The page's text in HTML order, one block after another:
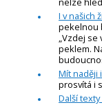
I v našich
pekelnou
„Vzdej se
peklem.
Mít naději
prosvítá i
Další